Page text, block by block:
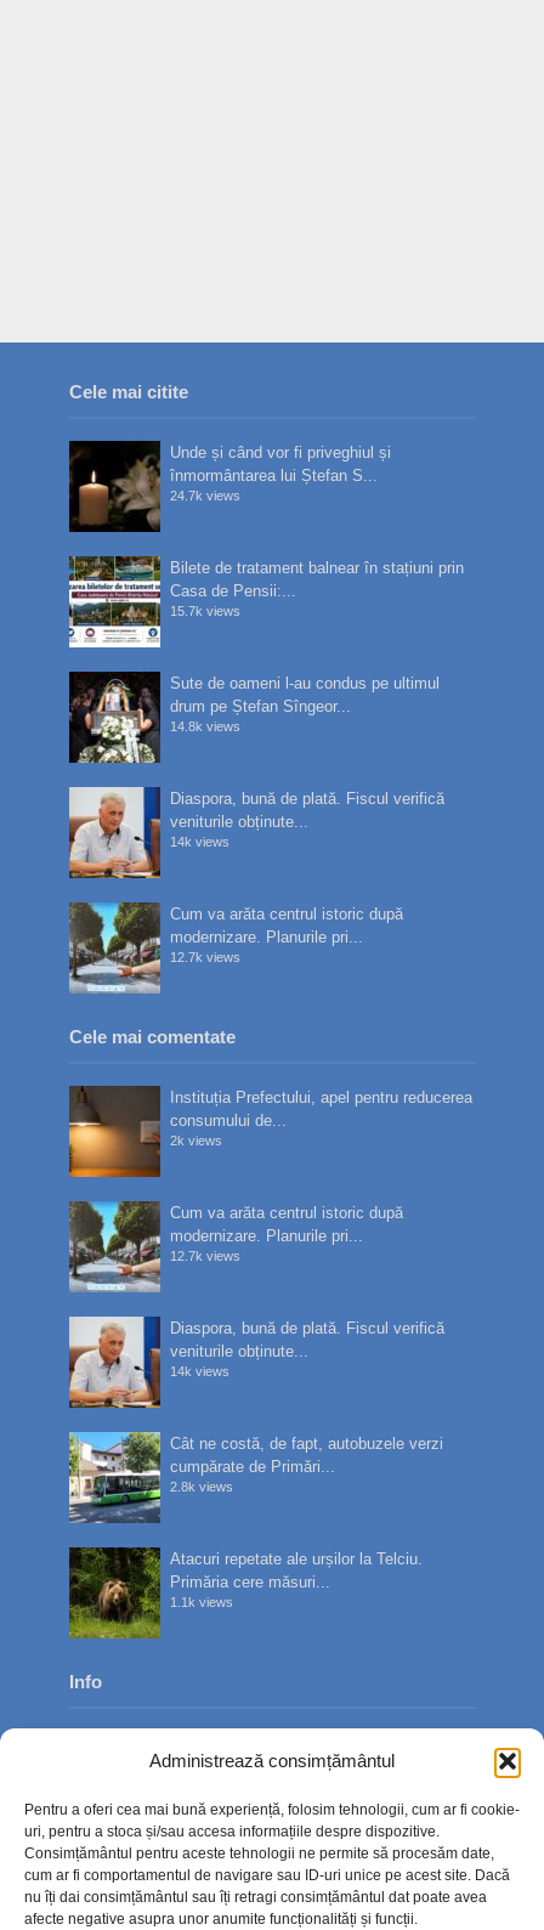
Administrează consimțământul
Pentru a oferi cea mai bună experiență, folosim tehnologii, cum ar fi cookie-
uri, pentru a stoca și/sau accesa informațiile despre dispozitive.
Consimțământul pentru aceste tehnologii ne permite să procesăm date,
cum ar fi comportamentul de navigare sau ID-uri unice pe acest site. Dacă
nu îți dai consimțământul sau îți retragi consimțământul dat poate avea
afecte negative asupra unor anumite funcționalități și funcții.
Cele mai citite
Unde și când vor fi priveghiul și
înmormântarea lui Ștefan S...
24.7k views
Bilete de tratament balnear în stațiuni prin
Casa de Pensii:...
15.7k views
Sute de oameni l-au condus pe ultimul
drum pe Ștefan Sîngeor...
14.8k views
Diaspora, bună de plată. Fiscul verifică
veniturile obținute...
14k views
Cum va arăta centrul istoric după
modernizare. Planurile pri...
12.7k views
Cele mai comentate
Instituția Prefectului, apel pentru reducerea
consumului de...
2k views
Cum va arăta centrul istoric după
modernizare. Planurile pri...
12.7k views
Diaspora, bună de plată. Fiscul verifică
veniturile obținute...
14k views
Cât ne costă, de fapt, autobuzele verzi
cumpărate de Primări...
2.8k views
Atacuri repetate ale urșilor la Telciu.
Primăria cere măsuri...
1.1k views
Info
Contact
Politica de confidențialitate
Politică cookie-uri (UE)